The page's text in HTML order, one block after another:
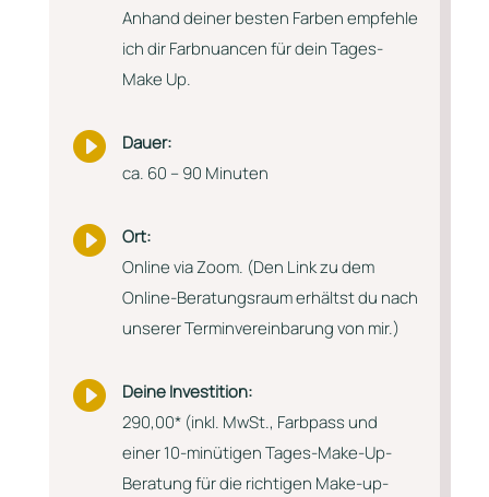
Anhand deiner besten Farben empfehle
ich dir Farbnuancen für dein Tages-
Make Up.

Dauer:
ca. 60 – 90 Minuten

Ort:
Online via Zoom. (Den Link zu dem
Online-Beratungsraum erhältst du nach
unserer Terminvereinbarung von mir.)

Deine Investition:
290,00* (inkl. MwSt., Farbpass und
einer 10-minütigen Tages-Make-Up-
Beratung für die richtigen Make-up-